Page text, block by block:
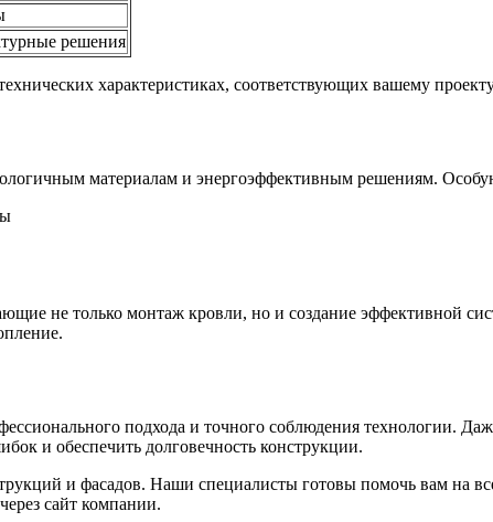
решения
характеристиках, соответствующих вашему
материалам и энергоэффективным решениям.
не только монтаж кровли, но и создание эффективной
подхода и точного соблюдения технологии.
и обеспечить долговечность конструкции.
и фасадов. Наши специалисты готовы помочь вам на
сайт компании.